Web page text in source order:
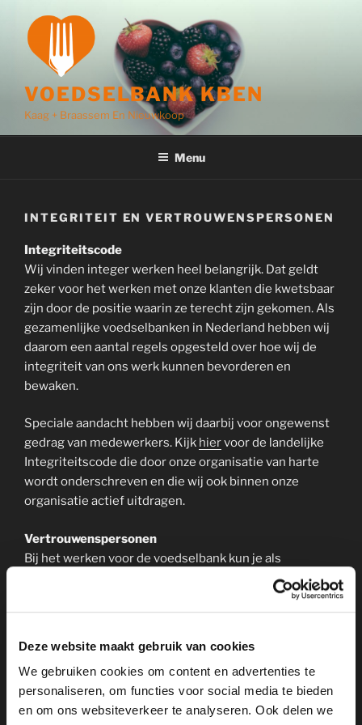
Deze website maakt gebruik van cookies
We gebruiken cookies om content en advertenties te
personaliseren, om functies voor social media te bieden
en om ons websiteverkeer te analyseren. Ook delen we
VOEDSELBANK KBEN
Kaag + Braassem En Nieuwkoop
Menu
INTEGRITEIT EN VERTROUWENSPERSONEN
Integriteitscode
Wij vinden integer werken heel belangrijk. Dat geldt
zeker voor het werken met onze klanten die kwetsbaar
zijn door de positie waarin ze terecht zijn gekomen. Als
gezamenlijke voedselbanken in Nederland hebben wij
daarom een aantal regels opgesteld over hoe wij de
integriteit van ons werk kunnen bevorderen en
bewaken.
Speciale aandacht hebben wij daarbij voor ongewenst
gedrag van medewerkers. Kijk hiervoor de landelijke
Integriteitscode die door onze organisatie van harte
wordt onderschreven en die wij ook binnen onze
organisatie actief uitdragen.
Vertrouwenspersonen
Bij het werken voor de voedselbank kun je als
vrijwilliger te maken krijgen met ongewenst gedrag
zoals pesten, discriminatie, (seksuele) intimidatie of
agressie en geweld op de werkvloer. Je kunt natuurlijk
toegaan. Maar soms bestaat de behoefte om met
iemand anders, meer anoniem, vertrouwelijk te praten.
Daarvoor zijn er vertrouwenspersonen waarvan iedere
vrijwilliger van onze organisatie gebruik kan maken.